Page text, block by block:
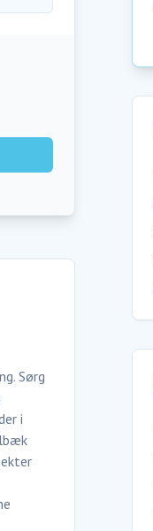
Sørg
i